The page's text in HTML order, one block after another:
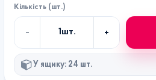
Кількість (шт.)
- 1шт. +
У ящику: 24 шт.